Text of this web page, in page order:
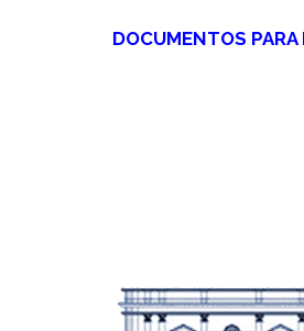
DOCUMENTOS